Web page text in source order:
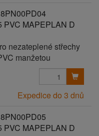
PVC MAPEPLAN D
nezateplené střechy
manžetou
Expedice do 3 dnů
PVC MAPEPLAN D